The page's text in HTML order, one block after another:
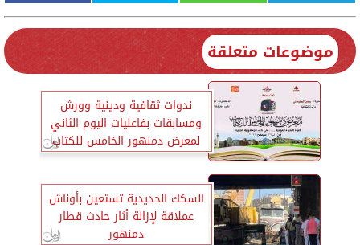
موضوعات متعلقة
ندوات ثقافية ودينية وورش
ومسابقات بفاعليات اليوم الثاني
لمعرض دمنهور الخامس للكتاب
السكك الحديدية تستعين بأوناش
عملاقة لإزالة أثار حادث قطار
دمنهور